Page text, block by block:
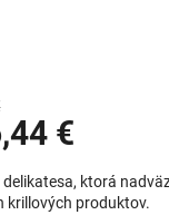
€
cena:
ktorá
krillových produktov.